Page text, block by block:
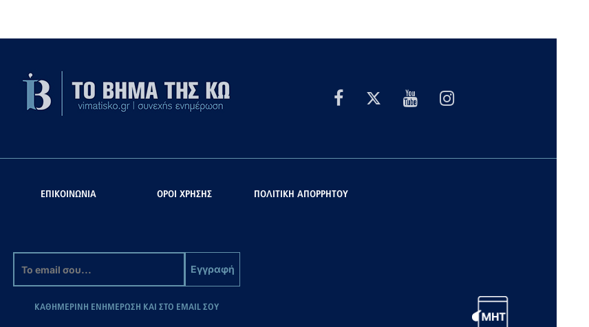
ΕΠΙΚΟΙΝΩΝΙΑ ΟΡΟΙ ΧΡΗΣΗΣ ΠΟΛΙΤΙΚΗ ΑΠΟΡΡΗΤΟΥ
Εγγραφή
ΚΑΘΗΜΕΡΙΝΗ ΕΝΗΜΕΡΩΣΗ ΚΑΙ ΣΤΟ EMAIL ΣΟΥ